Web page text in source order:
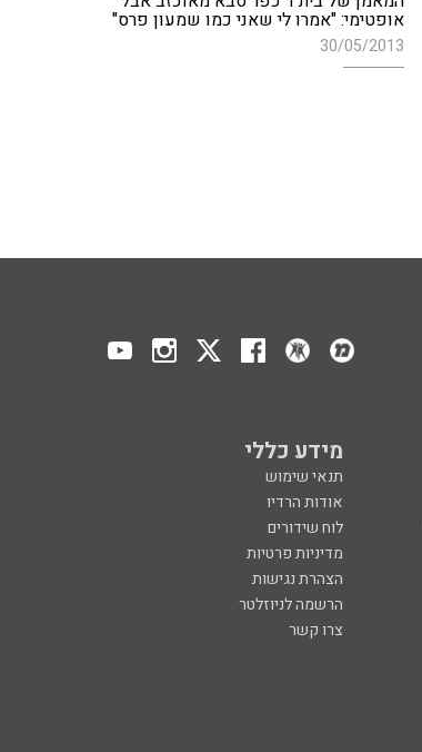
אופטימי: "אמרו לי שאני כמו שמעון פרס"
30/05/2013
מידע כללי
תנאי שימוש
אודות הרדיו
לוח שידורים
מדיניות פרטיות
הצהרת נגישות
הרשמה לניוזלטר
צרו קשר